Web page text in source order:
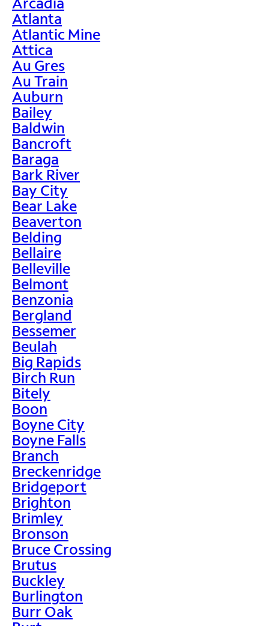
Atlanta
Atlantic Mine
Attica
Au Gres
Au Train
Auburn
Bailey
Baldwin
Bancroft
Baraga
Bark River
Bay City
Bear Lake
Beaverton
Belding
Bellaire
Belleville
Belmont
Benzonia
Bergland
Bessemer
Beulah
Big Rapids
Birch Run
Bitely
Boon
Boyne City
Boyne Falls
Branch
Breckenridge
Bridgeport
Brighton
Brimley
Bronson
Bruce Crossing
Brutus
Buckley
Burlington
Burr Oak